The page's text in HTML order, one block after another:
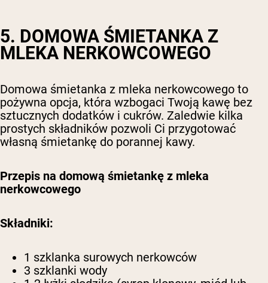
5. DOMOWA ŚMIETANKA Z
MLEKA NERKOWCOWEGO
Domowa śmietanka z mleka nerkowcowego to
pożywna opcja, która wzbogaci Twoją kawę bez
sztucznych dodatków i cukrów. Zaledwie kilka
prostych składników pozwoli Ci przygotować
własną śmietankę do porannej kawy.
Przepis na domową śmietankę z mleka
nerkowcowego
Składniki:
1 szklanka surowych nerkowców
3 szklanki wody